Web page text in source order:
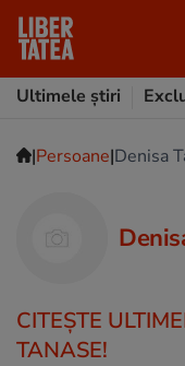
Ultimele știri
|Persoane|Denisa
CITEŞTE
TANASE!